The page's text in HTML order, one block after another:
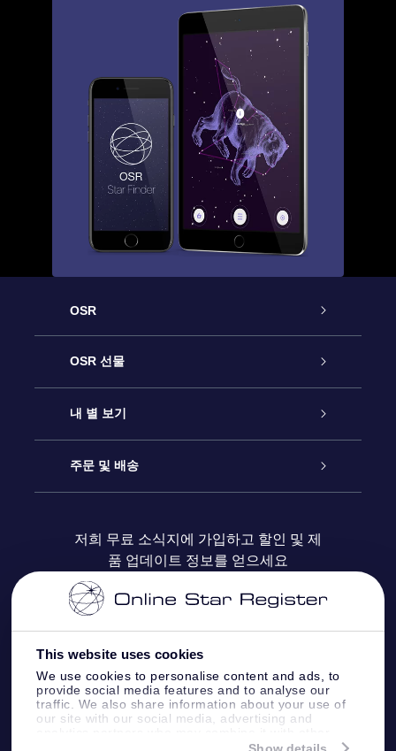
This website uses cookies
We use cookies to personalise content and ads, to
provide social media features and to analyse our
traffic. We also share information about your use of
our site with our social media, advertising and
information that you’ve provided to them or that
OSR
고객 서비스
연락처
블로그
OSR 선물
온라인 별 선물
OSR 선물 팩
OSR 상품권
기업 선물
내 별 보기
Star Register
맞춤 별 페이지
One Million Stars
Fly me to the stars VR 앱
주문 및 배송
결제 정보
배송 정보
환불 정책
별자리
저희 무료 소식지에 가입하고 할인 및 제
품 업데이트 정보를 얻으세요